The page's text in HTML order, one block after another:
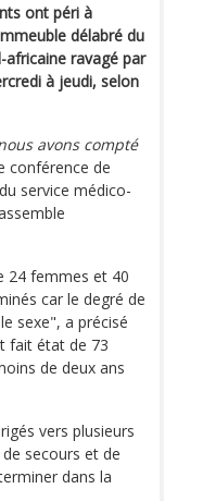
ont péri à
délabré du
ravagé par
à jeudi, selon
avons compté
conférence de
service médico-
24 femmes et 40
car le degré de
sexe", a précisé
fait état de 73
de deux ans
vers plusieurs
secours et de
dans la